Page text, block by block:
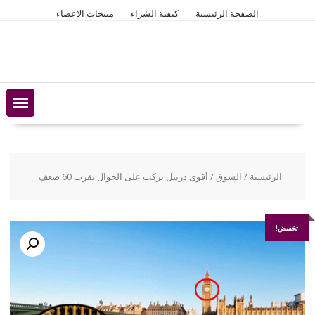
الصفحة الرئيسية كيفية الشراء منتجات الاعضاء
الرئيسية / السوق/ أقوى دربيل يركب على الجوال يقرب 60 ضعف
تخفيض!